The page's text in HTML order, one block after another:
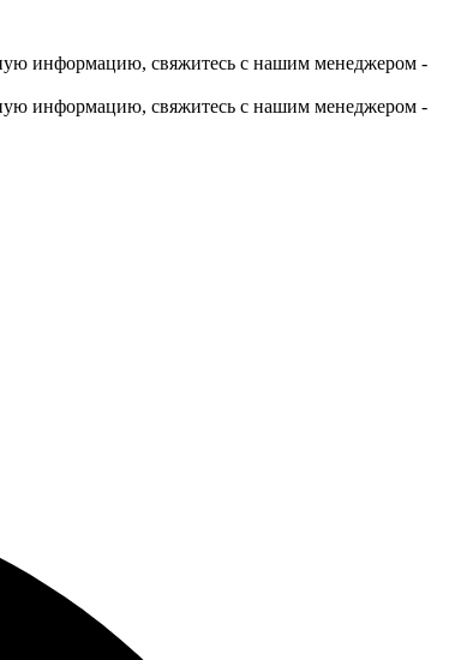
информацию, свяжитесь с нашим менеджером -
информацию, свяжитесь с нашим менеджером -